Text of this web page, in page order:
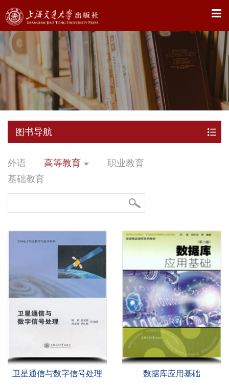
X
图书导航
外语 高等教育
职业教育
基础教育
卫星通信与数字信号处理 数据库应用基础